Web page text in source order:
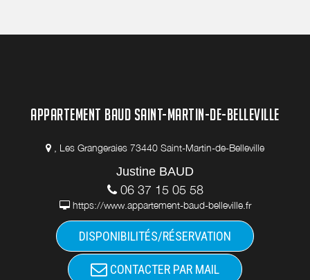
APPARTEMENT BAUD SAINT-MARTIN-DE-BELLEVILLE
, Les Grangeraies 73440 Saint-Martin-de-Belleville
Justine BAUD
06 37 15 05 58
https://www.appartement-baud-belleville.fr
DISPONIBILITÉS/RÉSERVATION
CONTACTER PAR MAIL